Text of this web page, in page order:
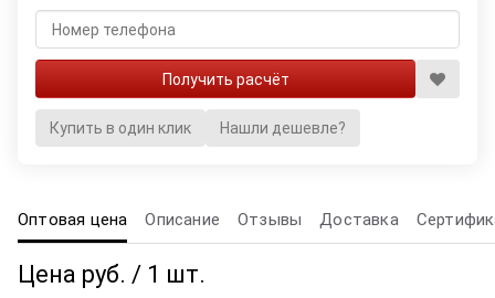
Купить в один клик Нашли дешевле?
Оптовая цена Описание Отзывы Доставка
Цена руб. / 1 шт.